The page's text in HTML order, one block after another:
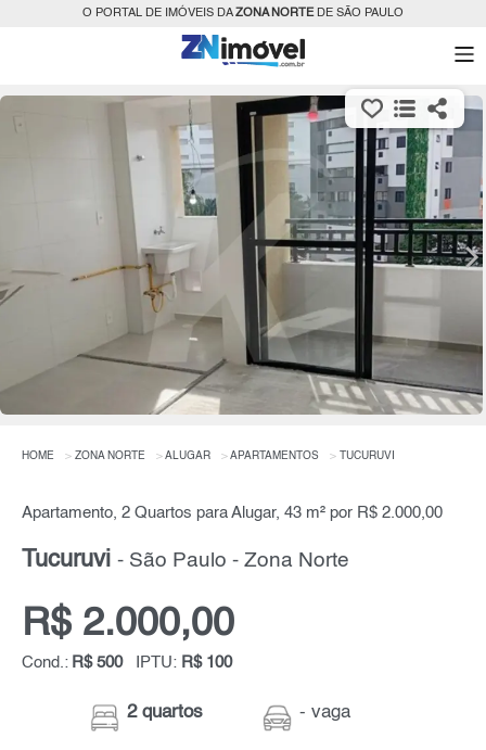
O PORTAL DE IMÓVEIS DAZONA NORTEDE SÃO PAULO
HOME ZONA NORTE ALUGAR APARTAMENTOS TUCURUVI
Apartamento, 2 Quartos para Alugar, 43 m² por R$ 2.000,00
Tucuruvi - São Paulo - Zona Norte
R$ 2.000,00
Cond.: R$ 500 IPTU: R$ 100
2 quartos - vaga